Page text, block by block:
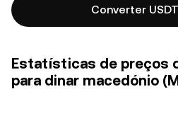
Converter
Estatísticas de preços
para dinar macedónio